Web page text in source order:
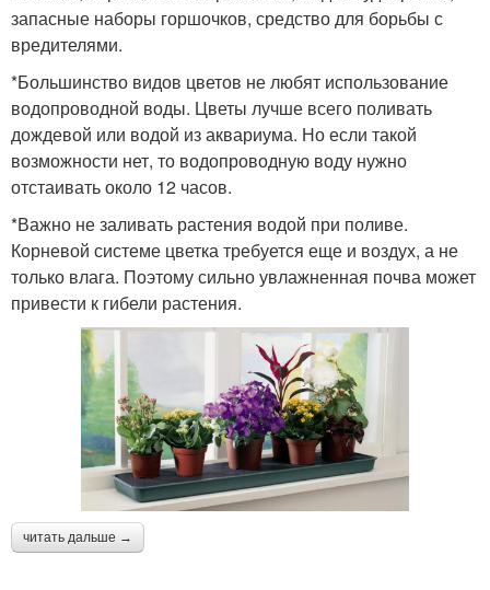
запасные наборы горшочков, средство для борьбы с
вредителями.
*Большинство видов цветов не любят использование
водопроводной воды. Цветы лучше всего поливать
дождевой или водой из аквариума. Но если такой
возможности нет, то водопроводную воду нужно
отстаивать около 12 часов.
*Важно не заливать растения водой при поливе.
Корневой системе цветка требуется еще и воздух, а не
только влага. Поэтому сильно увлажненная почва может
привести к гибели растения.
читать дальше →